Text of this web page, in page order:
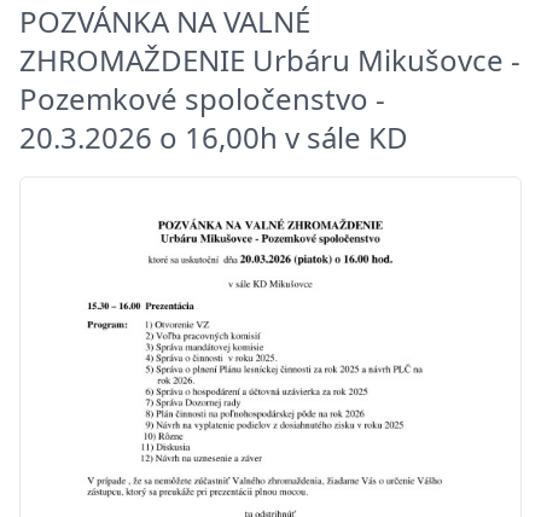
POZVÁNKA NA VALNÉ
ZHROMAŽDENIE Urbáru Mikušovce -
Pozemkové spoločenstvo -
20.3.2026 o 16,00h v sále KD